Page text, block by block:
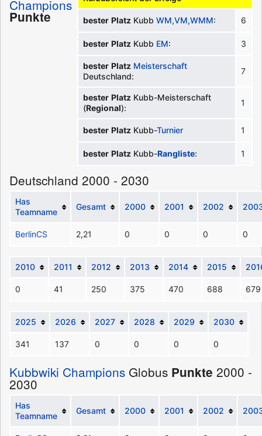
bester Platz KubbWM,VM,WMM: 6
bester Platz Kubb EM: 3
bester Platz Meisterschaft
Deutschland:
7
bester Platz Kubb-Meisterschaft
(Regional):
1
bester Platz Kubb-Turnier 1
bester Platz Kubb-Rangliste: 1
Champions
Punkte
Deutschland 2000 - 2030
Has
Teamname
Gesamt 2000 2001 2002
BerlinCS 2,21 0 0 0 0
2010 2011 2012 2013 2014 2015
0 41 250 375 470 688 679
2025 2026 2027 2028 2029 2030
341 137 0 0 0 0
Kubbwiki Champions Globus Punkte 2000 -
2030
Has
Teamname
Gesamt 2000 2001 2002